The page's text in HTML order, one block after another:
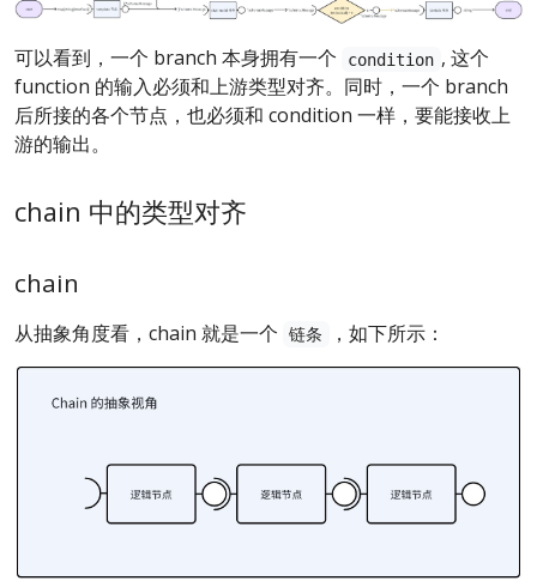
可以看到，一个 branch 本身拥有一个 condition , 这个
function 的输入必须和上游类型对齐。同时，一个 branch
后所接的各个节点，也必须和 condition 一样，要能接收上
游的输出。
chain 中的类型对齐
chain
从抽象角度看，chain 就是一个 链条 ，如下所示：